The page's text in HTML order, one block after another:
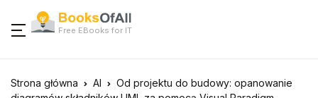
Free EBooks for IT
Strona główna AI
Od projektu do budowy: opanowanie